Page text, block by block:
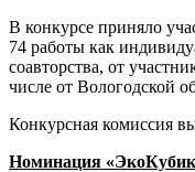
В конкурсе приняло
74 работы как
соавторства, от
числе от Вологодской
Конкурсная комиссия
Номинация